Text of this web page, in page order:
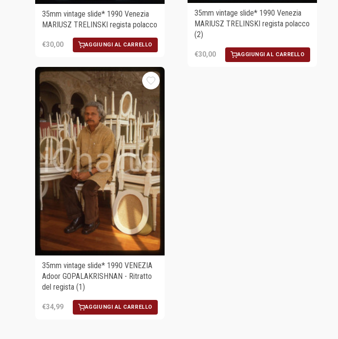
35mm vintage slide* 1990 Venezia
MARIUSZ TRELINSKI regista polacco
€30,00 AGGIUNGI AL CARRELLO
35mm vintage slide* 1990 Venezia
MARIUSZ TRELINSKI regista polacco
(2)
€30,00 AGGIUNGI AL CARRELLO
35mm vintage slide* 1990 VENEZIA
Adoor GOPALAKRISHNAN - Ritratto
del regista (1)
€34,99 AGGIUNGI AL CARRELLO